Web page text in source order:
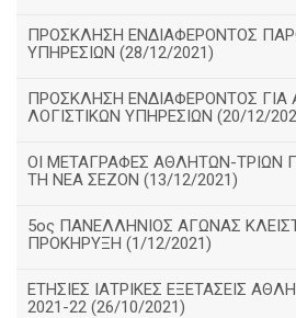
ΠΡΟΣΚΛΗΣΗ ΕΝΔΙΑΦΕΡΟΝΤΟΣ
ΥΠΗΡΕΣΙΩΝ (28/12/2021)
ΠΡΟΣΚΛΗΣΗ ΕΝΔΙΑΦΕΡΟΝΤΟΣ
ΛΟΓΙΣΤΙΚΩΝ ΥΠΗΡΕΣΙΩΝ (20/12/
ΟΙ ΜΕΤΑΓΡΑΦΕΣ ΑΘΛΗΤΩΝ-ΤΡΙΩΝ
ΤΗ ΝΕΑ ΣΕΖΟΝ (13/12/2021)
5ος ΠΑΝΕΛΛΗΝΙΟΣ ΑΓΩΝΑΣ
ΠΡΟΚΗΡΥΞΗ (1/12/2021)
ΕΤΗΣΙΕΣ ΙΑΤΡΙΚΕΣ ΕΞΕΤΑΣΕΙΣ
2021-22 (26/10/2021)